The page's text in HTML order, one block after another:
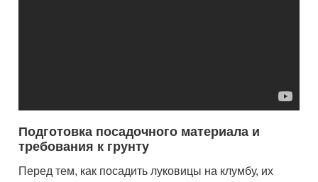
Подготовка посадочного материала и
требования к грунту
Перед тем, как посадить луковицы на клумбу, их